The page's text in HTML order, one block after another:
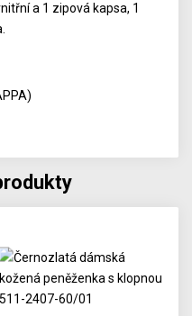
a 1 zipová kapsa, 1